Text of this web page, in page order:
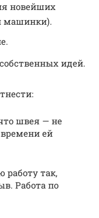
новейших
машинки).
идей.
швея — не
ей
работу так,
Работа по